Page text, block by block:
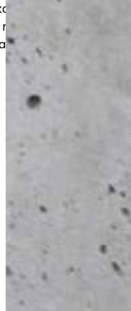
julkisille toimijoille
pitkän käyttöiän.